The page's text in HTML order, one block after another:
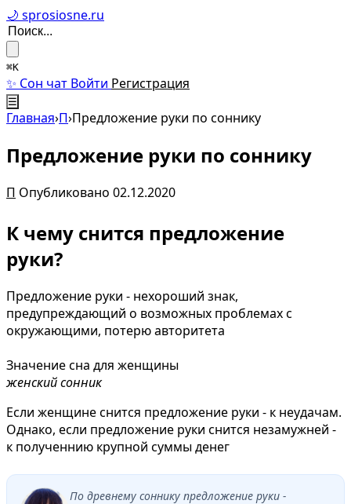
🌙 sprosiosne.ru
⌘K
✨ Сон чат Войти Регистрация
☰
Главная›П›Предложение руки по соннику
Предложение руки по соннику
П Опубликовано 02.12.2020
К чему снится предложение
руки?
Предложение руки - нехороший знак,
предупреждающий о возможных проблемах с
окружающими, потерю авторитета
Значение сна для женщины
женский сонник
Если женщине снится предложение руки - к неудачам.
Однако, если предложение руки снится незамужней -
к полученнию крупной суммы денег
По древнему соннику предложение руки -